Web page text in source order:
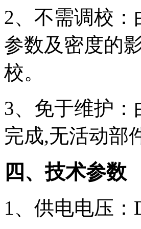
2、不需调校
参数及密度的
校。
3、免于维护
完成,无活动部
四、技术参数
1、供电电压：